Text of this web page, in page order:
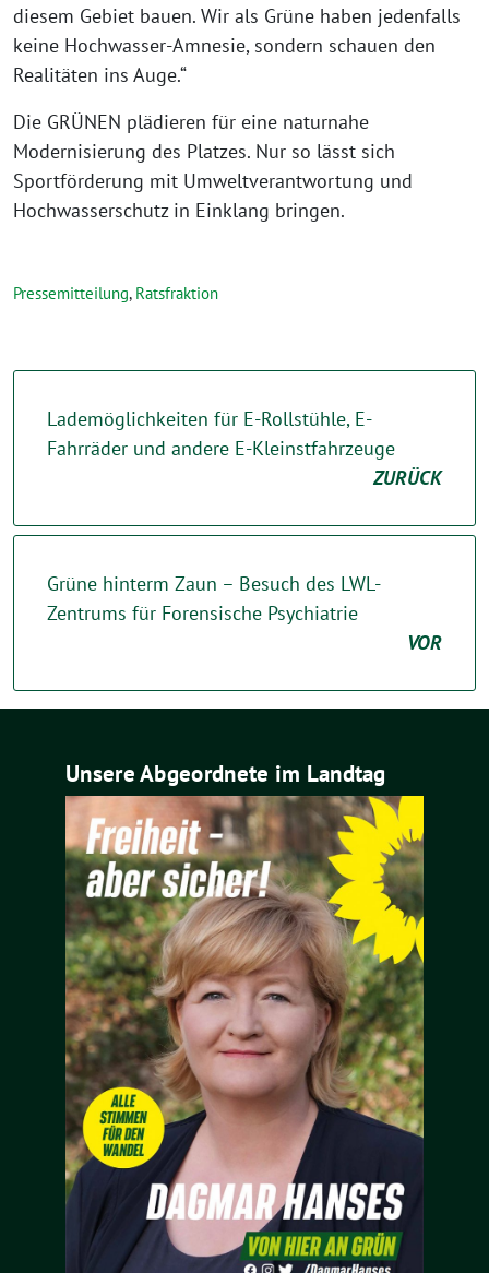
diesem Gebiet bauen. Wir als Grüne haben jedenfalls
keine Hochwasser-Amnesie, sondern schauen den
Realitäten ins Auge.“
Die GRÜNEN plädieren für eine naturnahe
Modernisierung des Platzes. Nur so lässt sich
Sportförderung mit Umweltverantwortung und
Hochwasserschutz in Einklang bringen.
Pressemitteilung, Ratsfraktion
Lademöglichkeiten für E-Rollstühle, E-
Fahrräder und andere E-Kleinstfahrzeuge
ZURÜCK
Grüne hinterm Zaun – Besuch des LWL-
Zentrums für Forensische Psychiatrie
VOR
Unsere Abgeordnete im Landtag